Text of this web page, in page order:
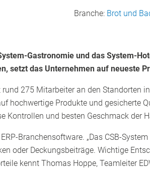
Branche: Brot und
Gastronomie und das System-
setzt das Unternehmen auf neueste
275 Mitarbeiter an den Standorten
hochwertige Produkte und gesicherte
Kontrollen und besten Geschmack der
Branchensoftware. „Das CSB-
oder Deckungsbeiträge. Wichtige
kennt Thomas Hoppe, Teamleiter